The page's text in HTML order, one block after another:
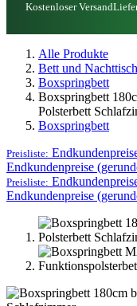
Kostenloser Versand
Alle Produkte
Bett und Nachttisch
Boxspringbett
Boxspringbett
Polsterbett
Boxspringbett
Preisliste:
Endkundenpreise
Preisliste:
Endkundenpreise